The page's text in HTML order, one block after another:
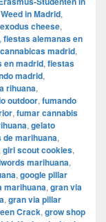
in Madrid,
exodus cheese,
, fiestas alemanas en
madrid,
en madrid, fiestas
madrid,
rihuana,
outdoor, fumando
, fumar cannabis
, gelato
de marihuana,
girl scout cookies,
marihuana,
, google pillar
marihuana, gran via
, gran via pillar
Crack, grow shop